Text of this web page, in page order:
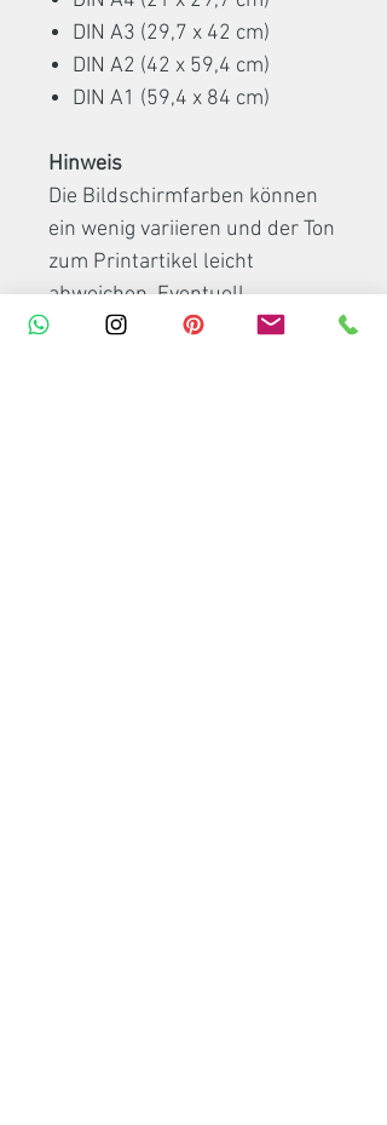
DIN A3 (29,7 x 42 cm)
DIN A2 (42 x 59,4 cm)
DIN A1 (59,4 x 84 cm)
Hinweis
Die Bildschirmfarben können
ein wenig variieren und der Ton
zum Printartikel leicht
abweichen. Eventuell
abgebildete Bilderrahmen,